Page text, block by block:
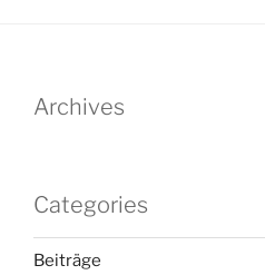
Archives
Categories
Beiträge